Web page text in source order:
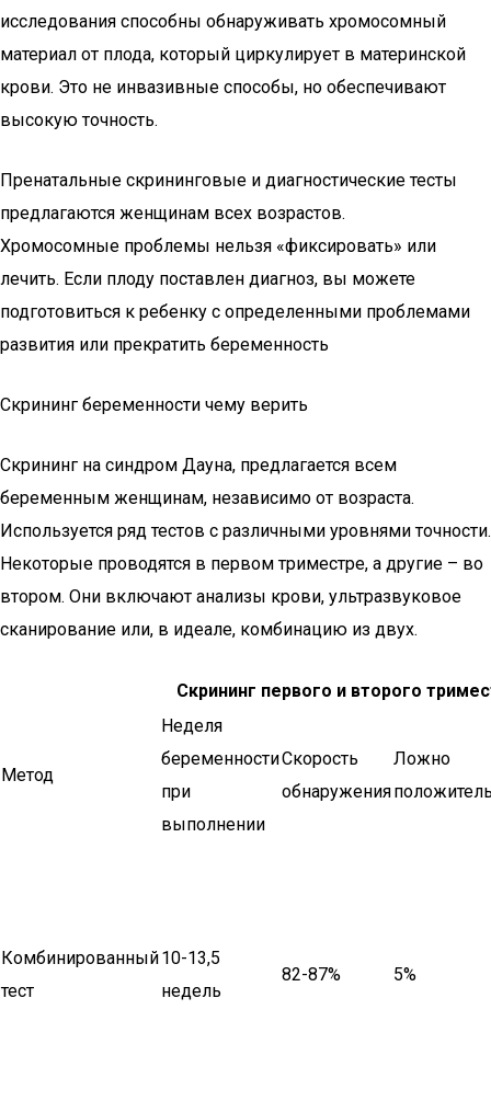
исследования способны обнаруживать хромосомный
материал от плода, который циркулирует в материнской
крови. Это не инвазивные способы, но обеспечивают
высокую точность.
Пренатальные скрининговые и диагностические тесты
предлагаются женщинам всех возрастов.
Хромосомные проблемы нельзя «фиксировать» или
лечить. Если плоду поставлен диагноз, вы можете
подготовиться к ребенку с определенными проблемами
развития или прекратить беременность
Скрининг беременности чему верить
Скрининг на синдром Дауна, предлагается всем
беременным женщинам, независимо от возраста.
Используется ряд тестов с различными уровнями точности.
Некоторые проводятся в первом триместре, а другие – во
втором. Они включают анализы крови, ультразвуковое
сканирование или, в идеале, комбинацию из двух.
Скрининг первого и второго
Метод
Неделя
беременности
при
выполнении
Скорость
обнаружения
Ложно
Комбинированный
тест
10-13,5
недель
82-87% 5%